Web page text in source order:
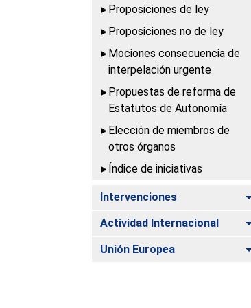
Proposiciones de ley
Proposiciones no de ley
Mociones consecuencia de
interpelación urgente
Propuestas de reforma de
Estatutos de Autonomía
Elección de miembros de
otros órganos
Índice de iniciativas
Intervenciones
Actividad Internacional
Unión Europea